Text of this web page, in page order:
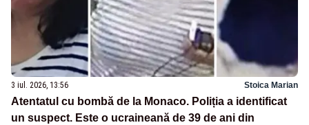
3 iul. 2026, 13:56 Stoica Marian
Atentatul cu bombă de la Monaco. Poliția a identificat
un suspect. Este o ucraineană de 39 de ani din